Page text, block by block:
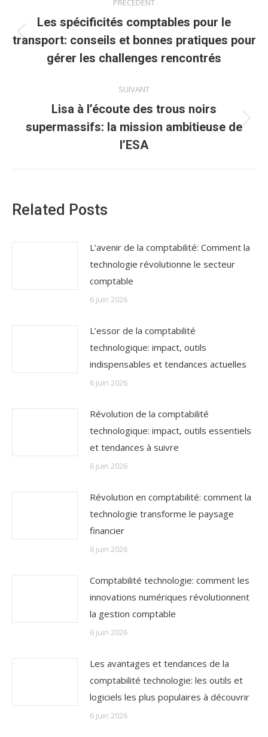
article
PRÉCÉDENT
Article
précédent
Les spécificités comptables pour le
transport: conseils et bonnes pratiques pour
gérer les challenges rencontrés
SUIVANT
Article
suivant
Lisa à l’écoute des trous noirs
supermassifs: la mission ambitieuse de
l’ESA
Related Posts
L’avenir de la comptabilité: Comment la
technologie révolutionne le secteur
comptable
6 juin 2026
L’essor de la comptabilité
technologique: impact, outils
indispensables et tendances actuelles
6 juin 2026
Révolution de la comptabilité
technologique: impact, outils essentiels
et tendances à suivre
6 juin 2026
Révolution en comptabilité: comment la
technologie transforme le paysage
financier
6 juin 2026
Comptabilité technologie: comment les
innovations numériques révolutionnent
la gestion comptable
6 juin 2026
Les avantages et tendances de la
comptabilité technologie: les outils et
logiciels les plus populaires à découvrir
6 juin 2026